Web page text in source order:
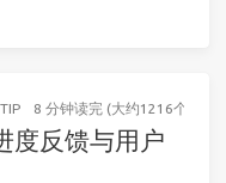
TIP 8 分钟读完 (大约1216个字)
度反馈与用户